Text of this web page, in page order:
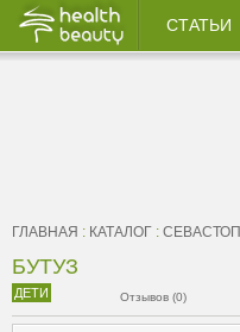
СТАТЬИ
ГЛАВНАЯ : КАТАЛОГ :
БУТУЗ
ДЕТИ Отзывов (0)